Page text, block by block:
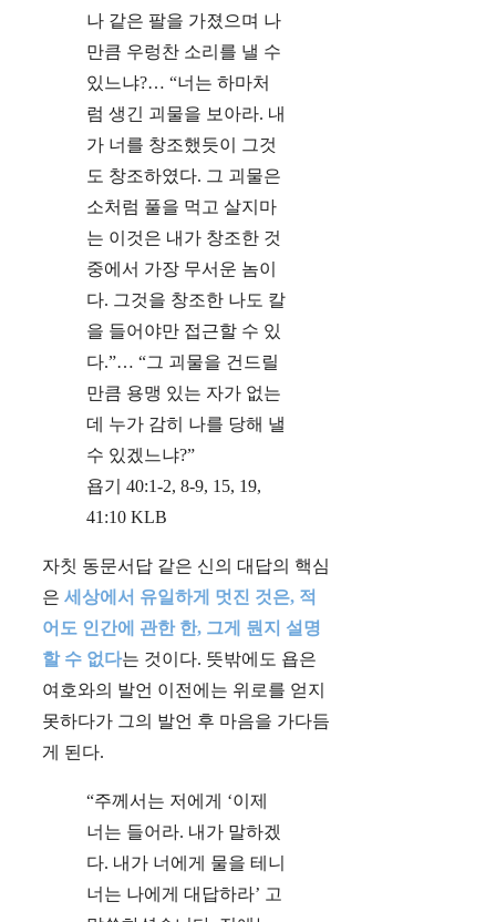
나 같은 팔을 가졌으며 나
만큼 우렁찬 소리를 낼 수
있느냐?… “너는 하마처
럼 생긴 괴물을 보아라. 내
가 너를 창조했듯이 그것
도 창조하였다. 그 괴물은
소처럼 풀을 먹고 살지마
는 이것은 내가 창조한 것
중에서 가장 무서운 놈이
다. 그것을 창조한 나도 칼
을 들어야만 접근할 수 있
다.”… “그 괴물을 건드릴
만큼 용맹 있는 자가 없는
데 누가 감히 나를 당해 낼
수 있겠느냐?”
욥기‬ ‭40‬:‭1‬-‭2‬, ‭8‬-‭9‬, ‭15‬, ‭19‬,
41:10 ‭KLB‬‬
자칫 동문서답 같은 신의 대답의 핵심
은 세상에서 유일하게 멋진 것은, 적
어도 인간에 관한 한, 그게 뭔지 설명
할 수 없다는 것이다. 뜻밖에도 욥은
여호와의 발언 이전에는 위로를 얻지
못하다가 그의 발언 후 마음을 가다듬
게 된다.
“주께서는 저에게 ‘이제
너는 들어라. 내가 말하겠
다. 내가 너에게 물을 테니
너는 나에게 대답하라’ 고